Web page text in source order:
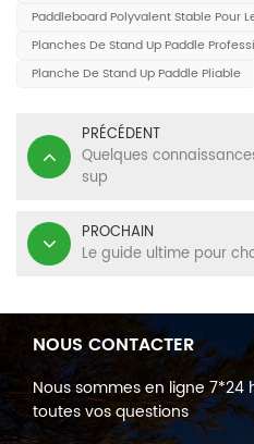
Paddleboard Polyvalent Stable Pour
Planches De Stand Up Paddle
Planche De Stand Up Paddle Pliable
PRÉCÉDENT
Quelques
sup
PROCHAIN
Le guide ultime pour
NOUS CONTACTER
Nous sommes en ligne
toutes vos questions